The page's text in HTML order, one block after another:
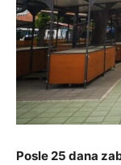
Posle 25 dana